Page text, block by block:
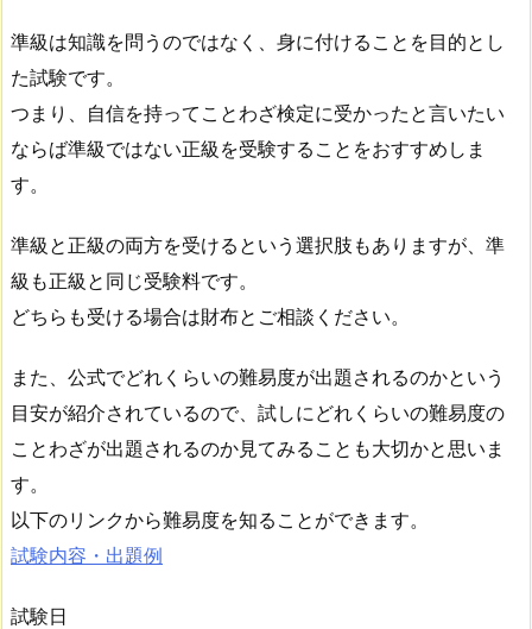
準級は知識を問うのではなく、身に付けることを目的とし
た試験です。
つまり、自信を持ってことわざ検定に受かったと言いたい
ならば準級ではない正級を受験することをおすすめしま
す。
準級と正級の両方を受けるという選択肢もありますが、準
級も正級と同じ受験料です。
どちらも受ける場合は財布とご相談ください。
また、公式でどれくらいの難易度が出題されるのかという
目安が紹介されているので、試しにどれくらいの難易度の
ことわざが出題されるのか見てみることも大切かと思いま
す。
以下のリンクから難易度を知ることができます。
試験内容・出題例
試験日